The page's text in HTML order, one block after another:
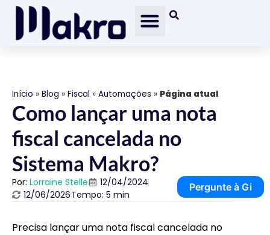
Início » Blog » Fiscal » Automações » Página atual
Como lançar uma nota
fiscal cancelada no
Sistema Makro?
Por: Lorraine Stelle
12/04/2024
12/06/2026Tempo: 5 min
Pergunte à Gi
Precisa lançar uma nota fiscal cancelada no